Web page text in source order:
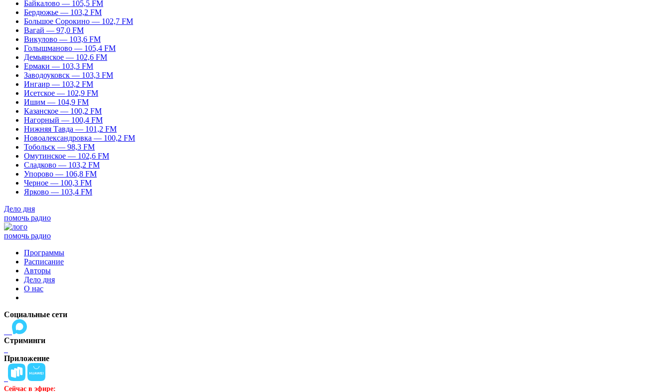
Байкалово — 105,5 FM
Бердюжье — 103,2 FM
Большое Сорокино — 102,7 FM
Вагай — 97,0 FM
Викулово — 103,6 FM
Голышманово — 105,4 FM
Демьянское — 102,6 FM
Ермаки — 103,3 FM
Заводоуковск — 103,3 FM
Ингаир — 103,2 FM
Исетское — 102,9 FM
Ишим — 104,9 FM
Казанское — 100,2 FM
Нагорный — 100,4 FM
Нижняя Тавда — 101,2 FM
Новоалександровка — 100,2 FM
Тобольск — 98,3 FM
Омутинское — 102,6 FM
Сладково — 103,2 FM
Упорово — 106,8 FM
Черное — 100,3 FM
Ярково — 103,4 FM
Дело дня
помочь радио
помочь радио
Программы
Расписание
Авторы
Дело дня
О нас
Социальные сети
Стриминги
Приложение
Сейчас в эфире: